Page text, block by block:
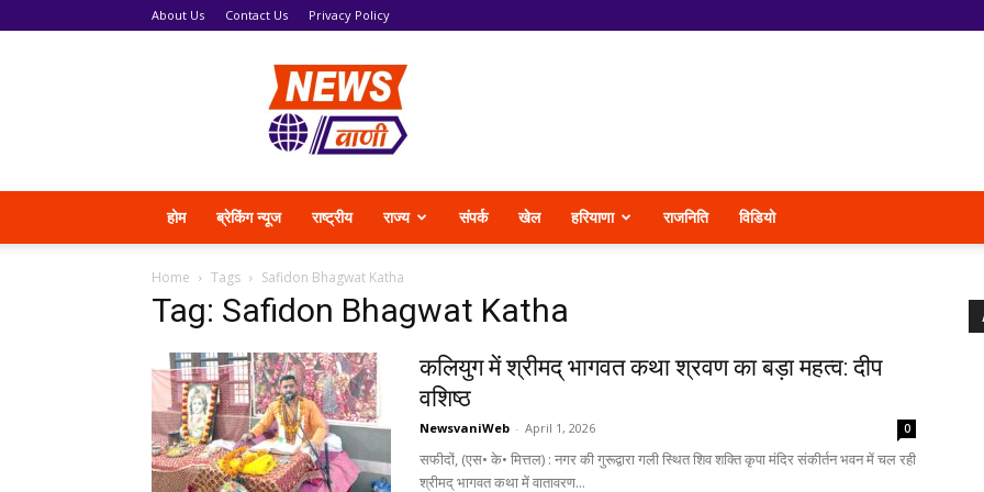
About Us Contact Us Privacy Policy
News
Vani
होम ब्रेकिंग न्यूज राष्ट्रीय राज्य संपर्क खेल हरियाणा राजनिति विडियो
Home Tags Safidon Bhagwat Katha
Tag: Safidon Bhagwat Katha
कलियुग में श्रीमद् भागवत कथा श्रवण का बड़ा महत्व: दीप
वशिष्ठ
NewsvaniWeb - April 1, 2026 0
सफीदों, (एस• के• मित्तल) : नगर की गुरूद्वारा गली स्थित शिव शक्ति कृपा मंदिर संकीर्तन भवन में चल रही
श्रीमद् भागवत कथा में वातावरण...